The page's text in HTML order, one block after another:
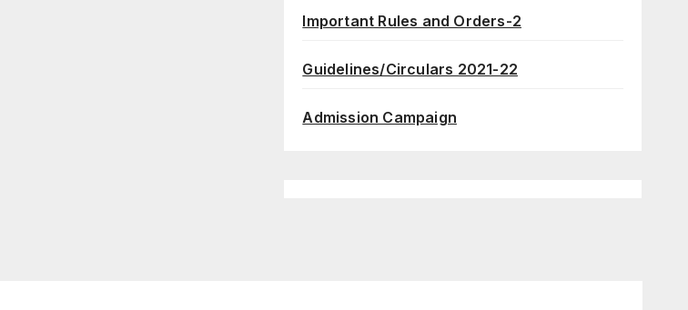
Important Rules and Orders-2
Guidelines/Circulars 2021-22
Admission Campaign